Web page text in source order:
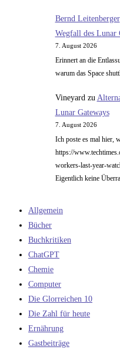
Bernd Leitenberger
Wegfall des Lunar
7. August 2026
Erinnert an die
warum das Space
Vineyard zu
Lunar Gateways
7. August 2026
Ich poste es mal hier,
https://
workers-last-year-
Eigentlich keine
Allgemein
Bücher
Buchkritiken
ChatGPT
Chemie
Computer
Die Glorreichen 10
Die Zahl für heute
Ernährung
Gastbeiträge